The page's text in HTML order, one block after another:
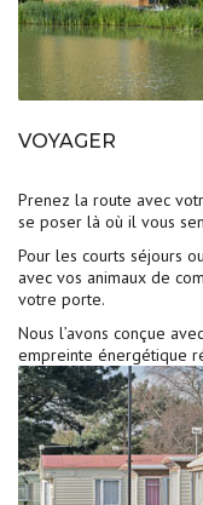
VOYAGER
Prenez la route avec
se poser là où il vous
Pour les courts séjours
avec vos animaux de
votre porte.
Nous l’avons conçue
empreinte énergétique